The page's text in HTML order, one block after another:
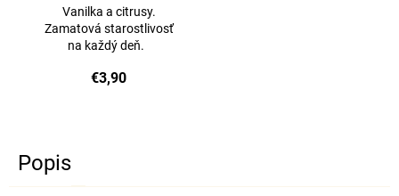
Vanilka a citrusy.
Zamatová starostlivosť
na každý deň.
€3,90
Popis